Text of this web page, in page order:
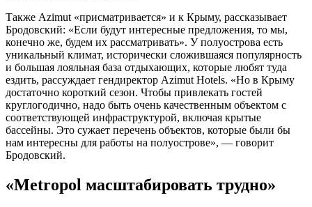
Также Azimut «присматривается» и к Крыму, рассказывает
Бродовский: «Если будут интересные предложения, то мы,
конечно же, будем их рассматривать». У полуострова есть
уникальный климат, исторически сложившаяся популярность
и большая лояльная база отдыхающих, которые любят туда
ездить, рассуждает гендиректор Azimut Hotels. «Но в Крыму
достаточно короткий сезон. Чтобы привлекать гостей
круглогодично, надо быть очень качественным объектом с
соответствующей инфраструктурой, включая крытые
бассейны. Это сужает перечень объектов, которые были бы
нам интересны для работы на полуострове», — говорит
Бродовский.
«Metropol масштабировать трудно»